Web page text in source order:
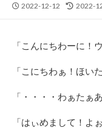
公
2022-12-12
最
日
2022-
「こんにちわーに！
「こにちわぁ！ほい
「・・・・わぁたぁ
「はぃめまして！よ